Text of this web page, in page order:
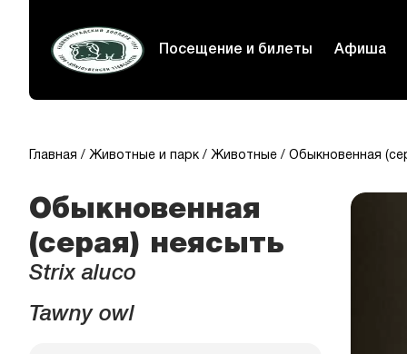
Посещение и билеты Афиша
Главная Животные и парк Животные Обыкновенная
Обыкновенная
(серая) неясыть
Strix aluco
Tawny owl